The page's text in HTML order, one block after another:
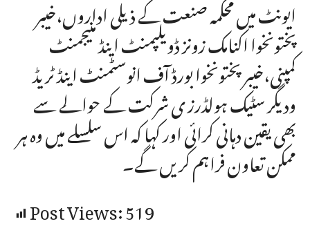
ایونٹ میں محکمہ صنعت کے ذیلی اداروں،خیبر
پختونخوا اکنامک زونز ڈویلپمنٹ اینڈ منیجمنٹ
کمپنی،خیبر پختونخوا بورڈ آف انوسٹمنٹ اینڈ ٹریڈ
ودیگر سٹیک ہولڈرز ی شرکت کے حوالے سے
بھی یقین دہانی کرائی اور کہا کہ اس سلسلے میں وہ ہر
ممکن تعاون فراہم کریں گے۔
Post Views:519